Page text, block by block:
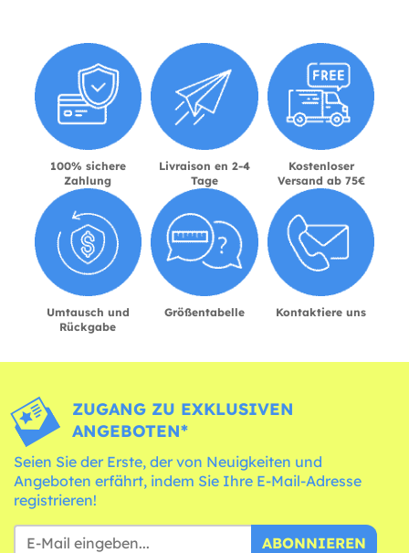
100% sichere
Zahlung
Livraison en 2-4
Tage
Kostenloser
Versand ab 75€
Umtausch und
Rückgabe
Größentabelle Kontaktiere uns
ZUGANG ZU EXKLUSIVEN
ANGEBOTEN*
Seien Sie der Erste, der von Neuigkeiten und
Angeboten erfährt, indem Sie Ihre E-Mail-Adresse
registrieren!
ABONNIEREN